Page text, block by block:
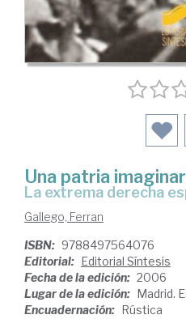
Una patria
la extrema derecha
Gallego, Ferran
ISBN: 9788497564076
Editorial: Editorial Síntesis
Fecha de la edición: 2006
Lugar de la edición: Madrid.
Encuadernación: Rústica